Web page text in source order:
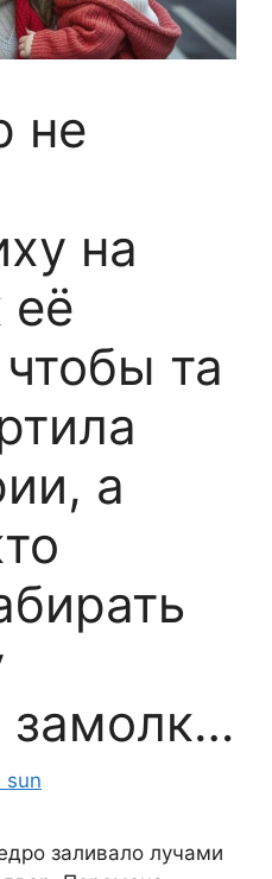
не
на
её
та
а
замолк…
sun
заливало лучами